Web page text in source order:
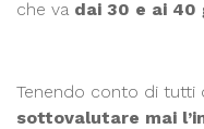
che va dai 30 e ai 40
Tenendo conto di tutti
sottovalutare mai